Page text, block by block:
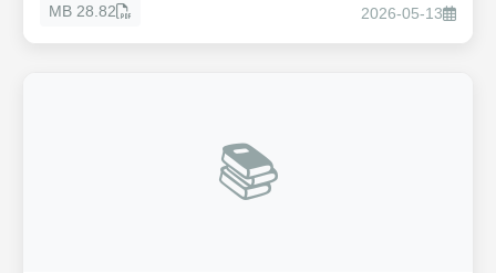
2026-05-13
28.82 MB
📚